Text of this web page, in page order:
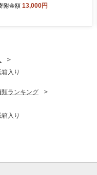
附金額 13,000円
入り
類ランキング
入り